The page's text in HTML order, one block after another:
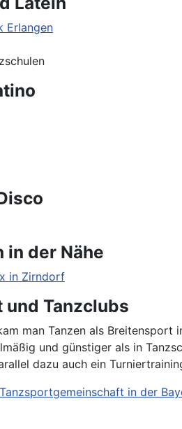
Erlangen
in der Nähe
in Zirndorf
Tanzclubs
man Tanzen als
und günstiger als in
dazu auch ein
in der